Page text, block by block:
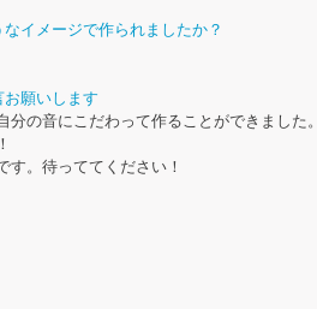
イメージで作られましたか？
願いします
分の音にこだわって作ることができました
す。待っててください！